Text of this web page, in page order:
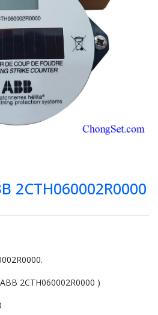
2CTH060002R0000
2CTH060002R0000 )